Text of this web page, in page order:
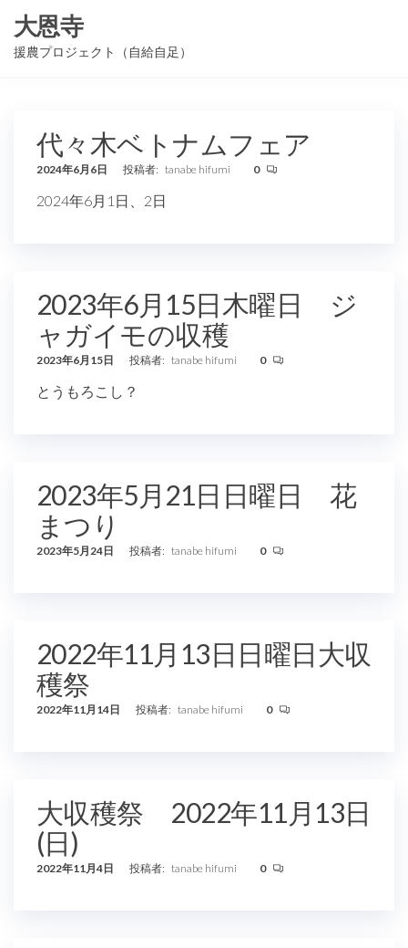
ン
テ
大恩寺
援農プロジェクト（自給自足）
代々木ベトナムフェア
2024年6月6日 投稿者: tanabe hifumi 0
2024年6月1日、2日
2023年6月15日木曜日 ジ
ャガイモの収穫
2023年6月15日 投稿者: tanabe hifumi 0
とうもろこし？
2023年5月21日日曜日 花
まつり
2023年5月24日 投稿者: tanabe hifumi 0
2022年11月13日日曜日大収
穫祭
2022年11月14日 投稿者: tanabe hifumi 0
大収穫祭 2022年11月13日
(日)
2022年11月4日 投稿者: tanabe hifumi 0